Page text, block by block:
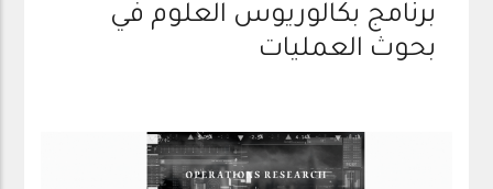
برنامج بكالوريوس العلوم في
بحوث العمليات